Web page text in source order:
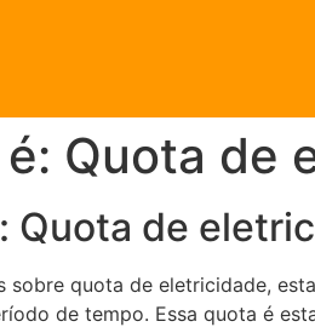
Quota de
Quota de
sobre quota de eletricidade,
de tempo. Essa quota é